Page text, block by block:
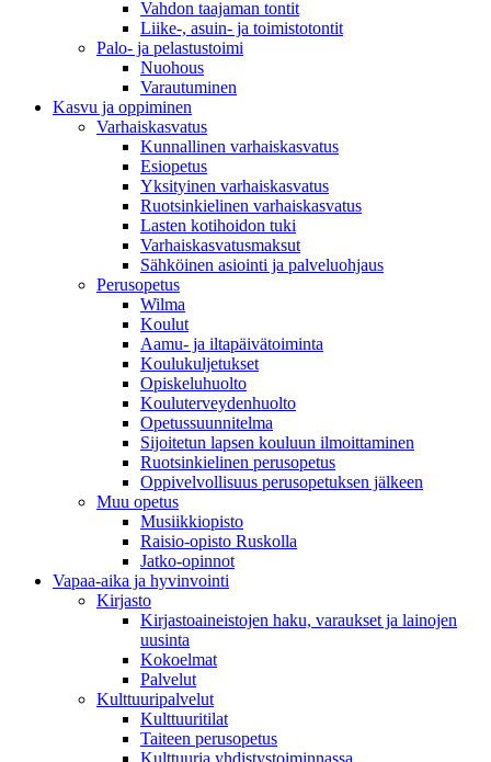
Vahdon taajaman tontit
Liike-, asuin- ja toimistotontit
Palo- ja pelastustoimi
Nuohous
Varautuminen
Kasvu ja oppiminen
Varhaiskasvatus
Kunnallinen varhaiskasvatus
Esiopetus
Yksityinen varhaiskasvatus
Ruotsinkielinen varhaiskasvatus
Lasten kotihoidon tuki
Varhaiskasvatusmaksut
Sähköinen asiointi ja palveluohjaus
Perusopetus
Wilma
Koulut
Aamu- ja iltapäivätoiminta
Koulukuljetukset
Opiskeluhuolto
Kouluterveydenhuolto
Opetussuunnitelma
Sijoitetun lapsen kouluun ilmoittaminen
Ruotsinkielinen perusopetus
Oppivelvollisuus perusopetuksen jälkeen
Muu opetus
Musiikkiopisto
Raisio-opisto Ruskolla
Jatko-opinnot
Vapaa-aika ja hyvinvointi
Kirjasto
Kirjastoaineistojen haku, varaukset ja lainojen
uusinta
Kokoelmat
Palvelut
Kulttuuripalvelut
Kulttuuritilat
Taiteen perusopetus
Kulttuuria yhdistystoiminnassa